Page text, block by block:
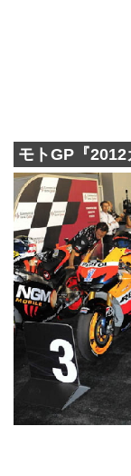
モトGP『2012